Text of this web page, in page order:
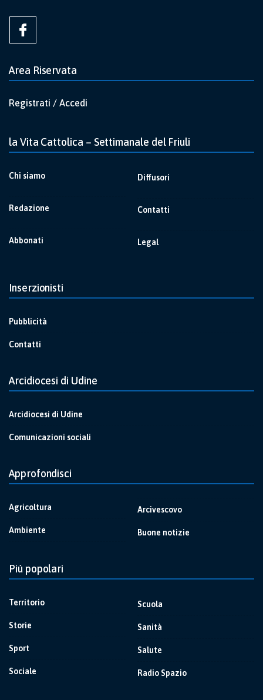
Area Riservata
Registrati / Accedi
la Vita Cattolica – Settimanale del Friuli
Chi siamo
Redazione
Abbonati
Diffusori
Contatti
Legal
Inserzionisti
Pubblicità
Contatti
Arcidiocesi di Udine
Arcidiocesi di Udine
Comunicazioni sociali
Approfondisci
Agricoltura
Ambiente
Arcivescovo
Buone notizie
Più popolari
Territorio
Storie
Sport
Sociale
Scuola
Sanità
Salute
Radio Spazio